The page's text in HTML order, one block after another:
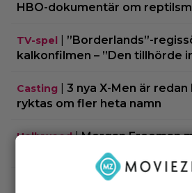
HBO-dokumentär om
TV-spel
”Borderlands”-
kalkonfilmen – ”Den tillhörde
Casting
3 nya X-Men är
ryktas om fler heta namn
Hollywood|Morgan Freeman
filmer – om lönen är hög nog
Glöm Tom Hanks –